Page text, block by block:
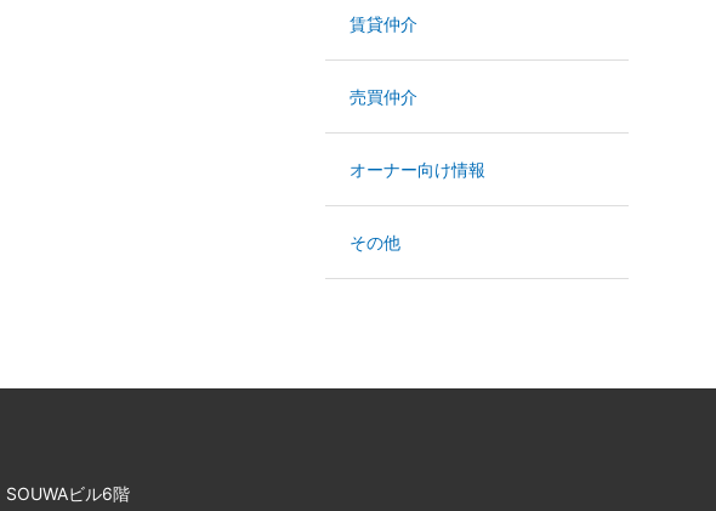
賃貸仲介
売買仲介
オーナー向け情報
その他
SOUWAビル6階